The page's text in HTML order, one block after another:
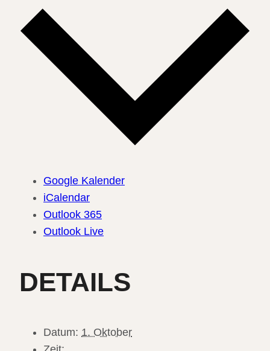
Google Kalender
iCalendar
Outlook 365
Outlook Live
DETAILS
Datum: 1. Oktober